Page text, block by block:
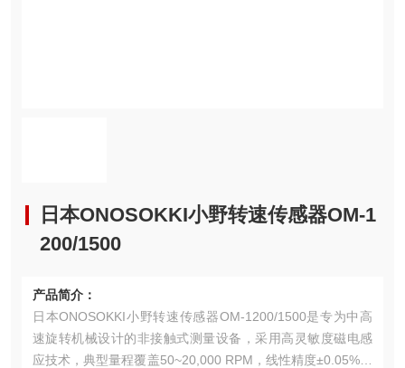
日本ONOSOKKI小野转速传感器OM-1
200/1500
产品简介：
日本ONOSOKKI小野转速传感器OM-1200/1500是专为中高
速旋转机械设计的非接触式测量设备，采用高灵敏度磁电感
应技术，典型量程覆盖50~20,000 RPM，线性精度±0.05%。